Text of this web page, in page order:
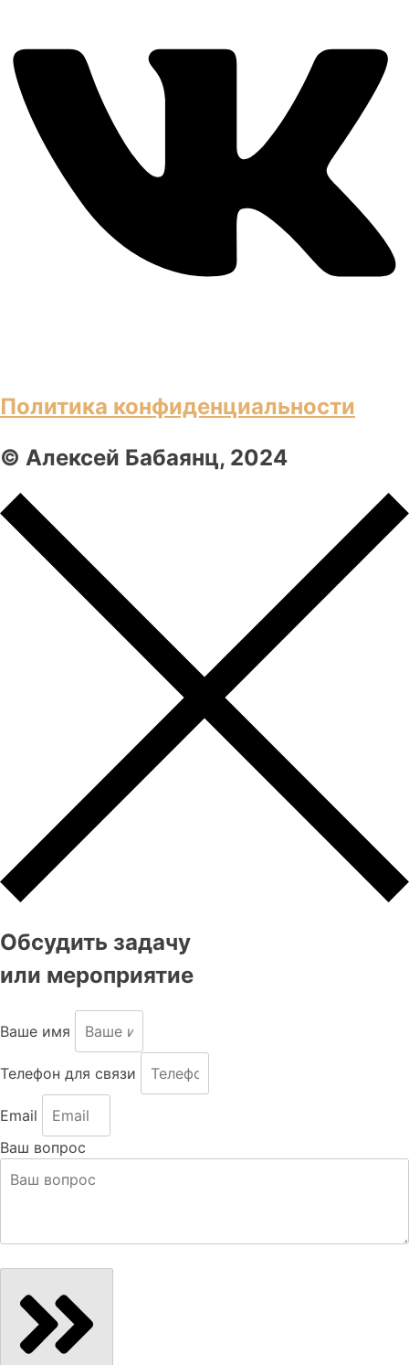
Политика конфиденциальности
© Алексей Бабаянц, 2024
Обсудить задачу
или мероприятие
Ваше имя
Телефон для связи
Email
Ваш вопрос